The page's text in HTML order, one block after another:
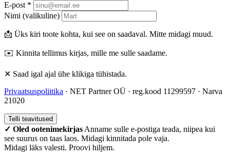
E-post *
Nimi (valikuline)
📩 Üks kiri toote kohta, kui see on saadaval. Mitte midagi muud.
✉️ Kinnita tellimus kirjas, mille me sulle saadame.
✕ Saad igal ajal ühe klikiga tühistada.
Privaatsuspoliitika · NET Partner OÜ · reg.kood 11299597 · Narva
21020
Telli teavitused
✓ Oled ootenimekirjas Anname sulle e-postiga teada, niipea kui
see suurus on taas laos. Midagi kinnitada pole vaja.
Midagi läks valesti. Proovi hiljem.